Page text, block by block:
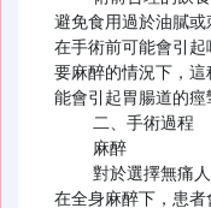
避免食用過於油膩或
在手術前可能會引
要麻醉的情況下，
能會引起胃腸道的痙
在全身麻醉下，患